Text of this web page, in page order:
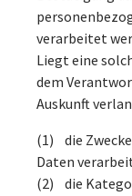
verarbeitet
Liegt eine
dem
Auskunft
(1) die
Daten
(2) die